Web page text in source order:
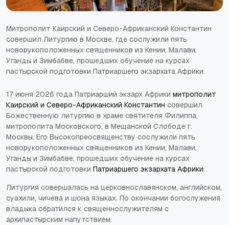
Митрополит Каирский и Северо-Африканский Константин
совершил Литургию в Москве, где сослужили пять
новорукоположенных священников из Кении, Малави,
Уганды и Зимбабве, прошедших обучение на курсах
пастырской подготовки Патриаршего экзархата Африки.
17 июня 2026 года Патриарший экзарх Африки митрополит
Каирский и Северо-Африканский Константин совершил
Божественную литургию в храме святителя Филиппа,
митрополита Московского, в Мещанской Слободе г.
Москвы. Его Высокопреосвященству сослужили пять
новорукоположенных священников из Кении, Малави,
Уганды и Зимбабве, прошедших обучение на курсах
пастырской подготовки Патриаршего экзархата Африки.
Литургия совершалась на церковнославянском, английском,
суахили, чичева и шона языках. По окончании богослужения
владыка обратился к священнослужителям с
архипастырским напутствием.